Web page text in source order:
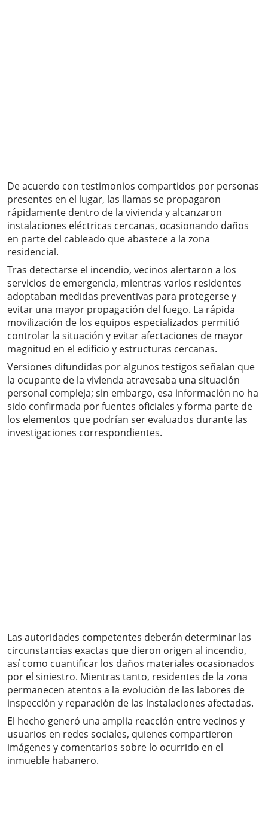
De acuerdo con testimonios compartidos por personas
presentes en el lugar, las llamas se propagaron
rápidamente dentro de la vivienda y alcanzaron
instalaciones eléctricas cercanas, ocasionando daños
en parte del cableado que abastece a la zona
residencial.
Tras detectarse el incendio, vecinos alertaron a los
servicios de emergencia, mientras varios residentes
adoptaban medidas preventivas para protegerse y
evitar una mayor propagación del fuego. La rápida
movilización de los equipos especializados permitió
controlar la situación y evitar afectaciones de mayor
magnitud en el edificio y estructuras cercanas.
Versiones difundidas por algunos testigos señalan que
la ocupante de la vivienda atravesaba una situación
personal compleja; sin embargo, esa información no ha
sido confirmada por fuentes oficiales y forma parte de
los elementos que podrían ser evaluados durante las
investigaciones correspondientes.
Las autoridades competentes deberán determinar las
circunstancias exactas que dieron origen al incendio,
así como cuantificar los daños materiales ocasionados
por el siniestro. Mientras tanto, residentes de la zona
permanecen atentos a la evolución de las labores de
inspección y reparación de las instalaciones afectadas.
El hecho generó una amplia reacción entre vecinos y
usuarios en redes sociales, quienes compartieron
imágenes y comentarios sobre lo ocurrido en el
inmueble habanero.